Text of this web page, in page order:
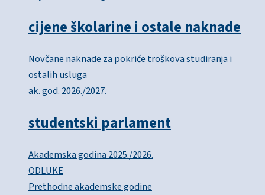
cijene školarine i ostale naknade
Novčane naknade za pokriće troškova studiranja i
ostalih usluga
ak. god. 2026./2027.
studentski parlament
Akademska godina 2025./2026.
ODLUKE
Prethodne akademske godine